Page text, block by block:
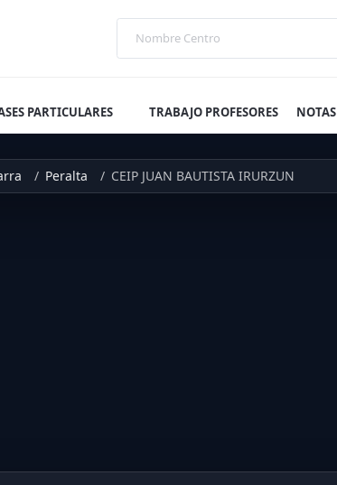
PARTICULARES TRABAJO PROFESORES NOTAS
Peralta CEIP JUAN BAUTISTA IRURZUN